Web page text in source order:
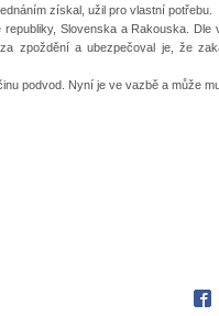
získal, užil pro vlastní potřebu.
Slovenska a Rakouska.
zpoždění a ubezpečoval je, že
podvod. Nyní je ve vazbě a může